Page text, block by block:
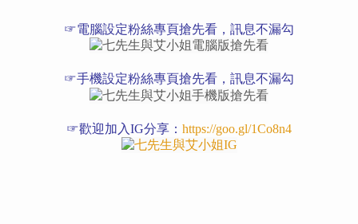
☞電腦設定粉絲專頁搶先看，訊息不漏勾
☞手機設定粉絲專頁搶先看，訊息不漏勾
☞歡迎加入IG分享： https://goo.gl/1Co8n4